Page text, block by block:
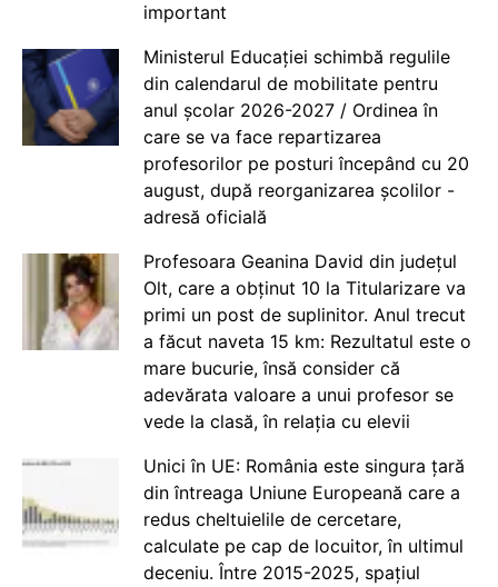
important
Ministerul Educației schimbă regulile
din calendarul de mobilitate pentru
anul școlar 2026-2027 / Ordinea în
care se va face repartizarea
profesorilor pe posturi începând cu 20
august, după reorganizarea școlilor -
adresă oficială
Profesoara Geanina David din județul
Olt, care a obținut 10 la Titularizare va
primi un post de suplinitor. Anul trecut
a făcut naveta 15 km: Rezultatul este o
mare bucurie, însă consider că
adevărata valoare a unui profesor se
vede la clasă, în relația cu elevii
Unici în UE: România este singura țară
din întreaga Uniune Europeană care a
redus cheltuielile de cercetare,
calculate pe cap de locuitor, în ultimul
deceniu. Între 2015-2025, spațiul